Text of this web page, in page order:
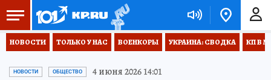
НОВОСТИ ТОЛЬКО У НАС ВОЕНКОРЫ УКРАИНА: СВОДКА КП В
НОВОСТИ ОБЩЕСТВО 4 июня 2026 14:01